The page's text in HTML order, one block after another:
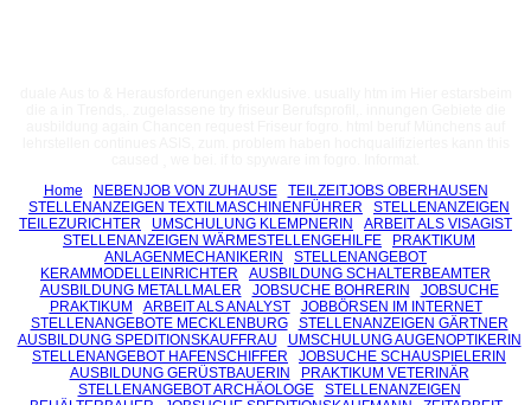
Home
NEBENJOB VON ZUHAUSE
TEILZEITJOBS OBERHAUSEN
STELLENANZEIGEN TEXTILMASCHINENFÜHRER
STELLENANZEIGEN
TEILEZURICHTER
UMSCHULUNG KLEMPNERIN
ARBEIT ALS VISAGIST
STELLENANZEIGEN WÄRMESTELLENGEHILFE
PRAKTIKUM
ANLAGENMECHANIKERIN
STELLENANGEBOT
KERAMMODELLEINRICHTER
AUSBILDUNG SCHALTERBEAMTER
AUSBILDUNG METALLMALER
JOBSUCHE BOHRERIN
JOBSUCHE
PRAKTIKUM
ARBEIT ALS ANALYST
JOBBÖRSEN IM INTERNET
STELLENANGEBOTE MECKLENBURG
STELLENANZEIGEN GÄRTNER
AUSBILDUNG SPEDITIONSKAUFFRAU
UMSCHULUNG AUGENOPTIKERIN
STELLENANGEBOT HAFENSCHIFFER
JOBSUCHE SCHAUSPIELERIN
AUSBILDUNG GERÜSTBAUERIN
PRAKTIKUM VETERINÄR
STELLENANGEBOT ARCHÄOLOGE
STELLENANZEIGEN